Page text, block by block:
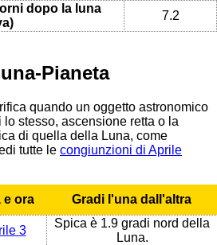
dopo la luna
7.2
Pianeta
quando un oggetto astronomico
stesso, ascensione retta o la
di quella della Luna, come
tutte le congiunzioni di Aprile
e ora Gradi l'una dall'altra
3
Spica è 1.9 gradi nord della
Luna.